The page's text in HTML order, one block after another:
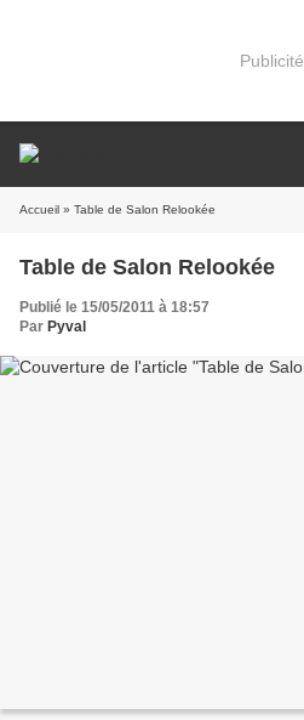
Publicité
Accueil » Table de Salon Relookée
Table de Salon Relookée
Publié le 15/05/2011 à 18:57
Par Pyval